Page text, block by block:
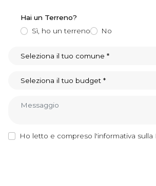
Hai un Terreno?
Sì, ho un terreno
No
Ho letto e compreso l'informativa sulla